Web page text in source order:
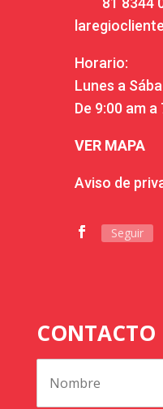
Horario:
Lunes a
De 9:00 am a
VER MAPA
Aviso de
Seguir
CONTACTO